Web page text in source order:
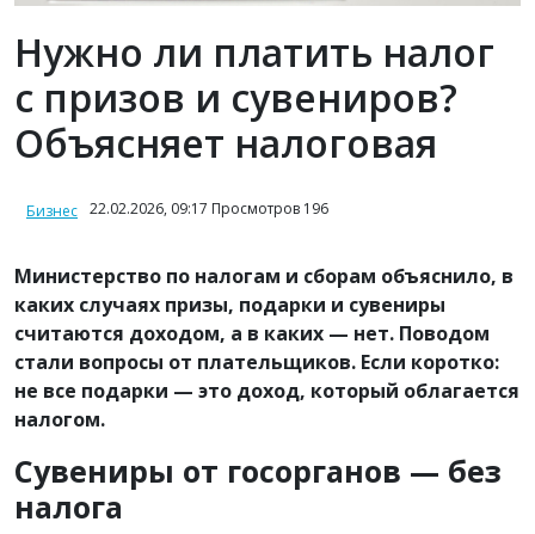
Нужно ли платить налог
с призов и сувениров?
Объясняет налоговая
Бизнес 22.02.2026, 09:17 Просмотров 196
Министерство по налогам и сборам объяснило, в
каких случаях призы, подарки и сувениры
считаются доходом, а в каких — нет. Поводом
стали вопросы от плательщиков. Если коротко:
не все подарки — это доход, который облагается
налогом.
Сувениры от госорганов — без
налога